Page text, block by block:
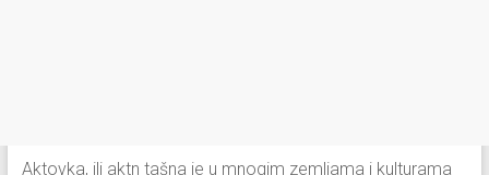
Aktovka, ili aktn tašna je u mnogim zemljama i kulturama